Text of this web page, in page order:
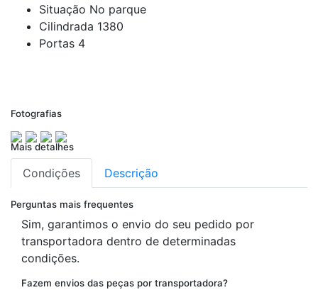
Situação No parque
Cilindrada 1380
Portas 4
Fotografias
Mais detalhes
Condições Descrição
Perguntas mais frequentes
Sim, garantimos o envio do seu pedido por
transportadora dentro de determinadas
condições.
Fazem envios das peças por transportadora?